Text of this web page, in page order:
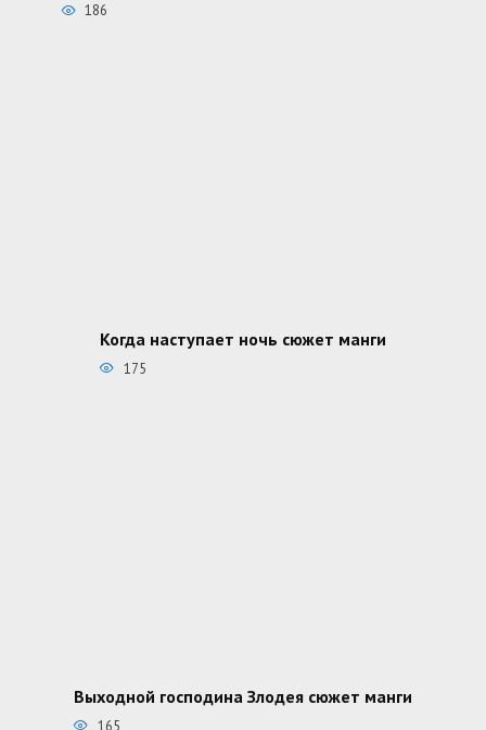
186
Когда наступает ночь сюжет манги
175
Выходной господина Злодея сюжет манги
165